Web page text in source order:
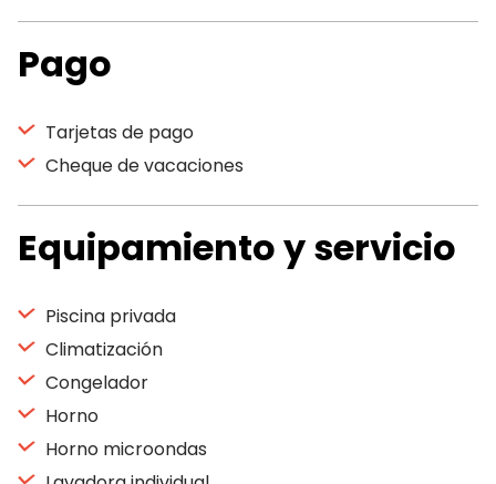
Pago
Tarjetas de pago
Cheque de vacaciones
Equipamiento y servicio
Piscina privada
Climatización
Congelador
Horno
Horno microondas